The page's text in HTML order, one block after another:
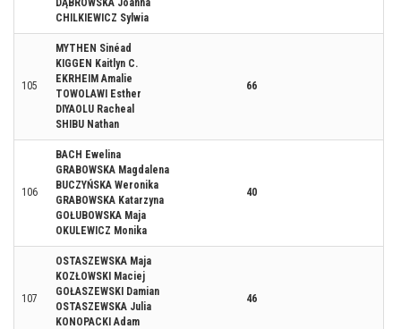
DĄBROWSKA Joanna
CHILKIEWICZ Sylwia
105
MYTHEN Sinéad
KIGGEN Kaitlyn C.
EKRHEIM Amalie
TOWOLAWI Esther
DIYAOLU Racheal
SHIBU Nathan
66
106
BACH Ewelina
GRABOWSKA Magdalena
BUCZYŃSKA Weronika
GRABOWSKA Katarzyna
GOŁUBOWSKA Maja
OKULEWICZ Monika
40
107
OSTASZEWSKA Maja
KOZŁOWSKI Maciej
GOŁASZEWSKI Damian
OSTASZEWSKA Julia
KONOPACKI Adam
46